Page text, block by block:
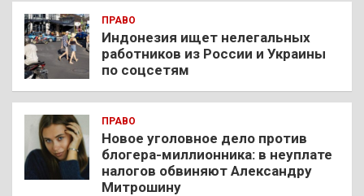
ПРАВО
Индонезия ищет нелегальных
работников из России и Украины
по соцсетям
ПРАВО
Новое уголовное дело против
блогера-миллионника: в неуплате
налогов обвиняют Александру
Митрошину